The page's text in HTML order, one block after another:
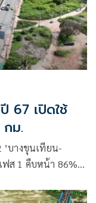
67 เปิดใช้
กม.
’บางขุนเทียน-
ฟส 1 คืบหน้า 86%
รบตลอดสาย มิ.ย. 67